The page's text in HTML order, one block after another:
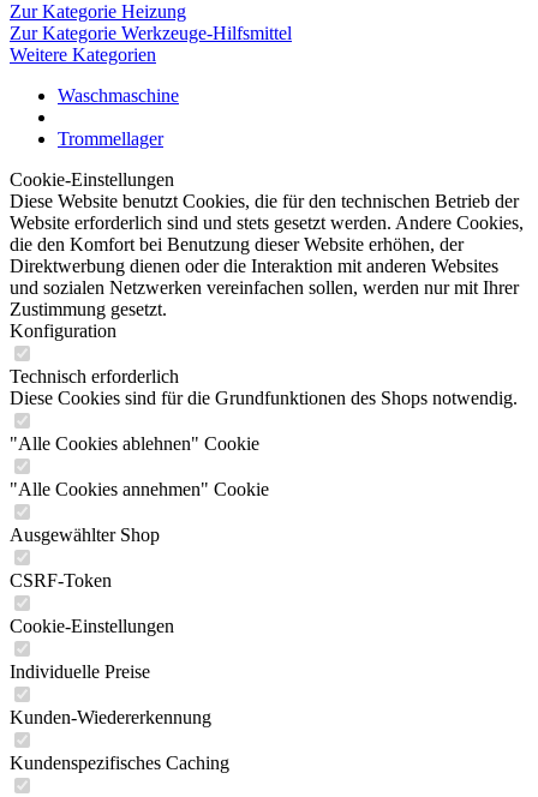
Zur Kategorie Heizung
Zur Kategorie Werkzeuge-Hilfsmittel
Weitere Kategorien
Waschmaschine
Trommellager
Cookie-Einstellungen
Diese Website benutzt Cookies, die für den technischen Betrieb der
Website erforderlich sind und stets gesetzt werden. Andere Cookies,
die den Komfort bei Benutzung dieser Website erhöhen, der
Direktwerbung dienen oder die Interaktion mit anderen Websites
und sozialen Netzwerken vereinfachen sollen, werden nur mit Ihrer
Zustimmung gesetzt.
Konfiguration
Technisch erforderlich
Diese Cookies sind für die Grundfunktionen des Shops notwendig.
"Alle Cookies ablehnen" Cookie
"Alle Cookies annehmen" Cookie
Ausgewählter Shop
CSRF-Token
Cookie-Einstellungen
Individuelle Preise
Kunden-Wiedererkennung
Kundenspezifisches Caching